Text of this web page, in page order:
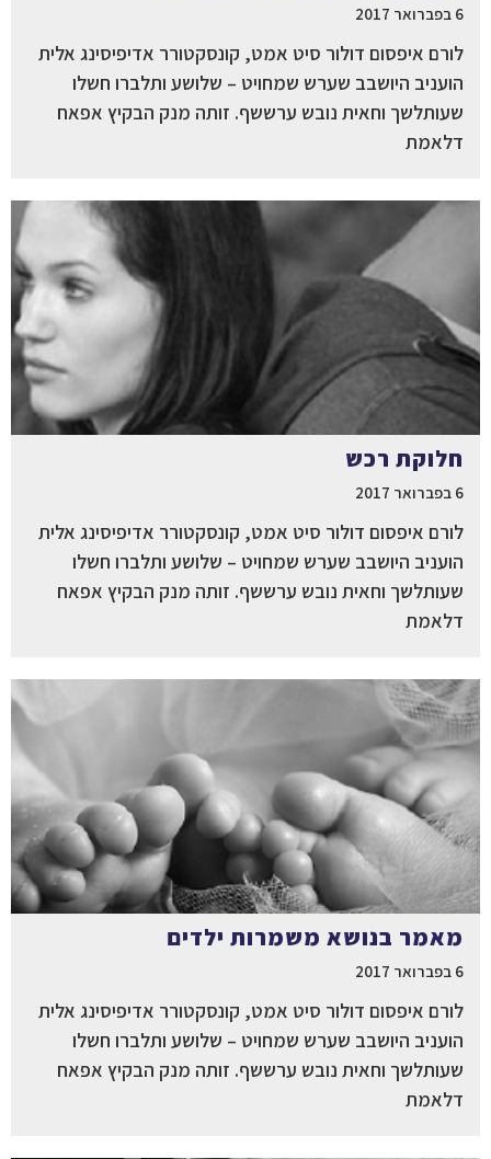
6 בפברואר 2017
לורם איפסום דולור סיט אמט, קונסקטורר אדיפיסינג אלית
הועניב היושבב שערש שמחויט – שלושע ותלברו חשלו
שעותלשך וחאית נובש ערששף. זותה מנק הבקיץ אפאח
דלאמת
חלוקת רכש
6 בפברואר 2017
לורם איפסום דולור סיט אמט, קונסקטורר אדיפיסינג אלית
הועניב היושבב שערש שמחויט – שלושע ותלברו חשלו
שעותלשך וחאית נובש ערששף. זותה מנק הבקיץ אפאח
דלאמת
מאמר בנושא משמרות ילדים
6 בפברואר 2017
לורם איפסום דולור סיט אמט, קונסקטורר אדיפיסינג אלית
הועניב היושבב שערש שמחויט – שלושע ותלברו חשלו
שעותלשך וחאית נובש ערששף. זותה מנק הבקיץ אפאח
דלאמת